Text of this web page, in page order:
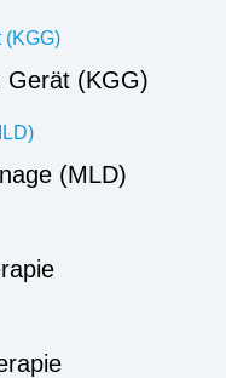
Gerät (KGG)
(MLD)